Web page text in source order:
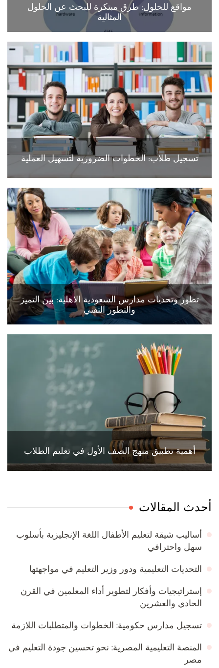
مواقع للحلول: طرق مبتكرة للبحث عن الحلول
المثالية
تسجيل طلاب: الخطوات الضرورية لتسهيل العملية
تطور وتحديات مدارس السعودية الاهلية: بين التميز
والتطور التقني
أهمية تطبيق منهج الصف الأول في تعليم الطلاب
أحدث المقالات
أساليب شيقة لتعليم الأطفال اللغة الإنجليزية بأسلوب
سهل واحترافي
التحديات التعليمية ودور وزير التعليم في مواجهتها
إستراتيجيات وأفكار لتطوير أداء المعلمين في القرن
الحادي والعشرين
تسجيل مدارس حكومية: الخطوات والمتطلبات اللازمة
المنصة التعليمية المصرية: نحو تحسين جودة التعليم في
مصر